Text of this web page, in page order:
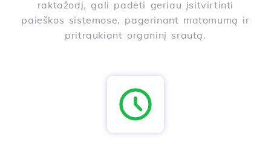
raktažodį, gali padėti geriau įsitvirtinti
paieškos sistemose, pagerinant matomumą ir
pritraukiant organinį srautą.